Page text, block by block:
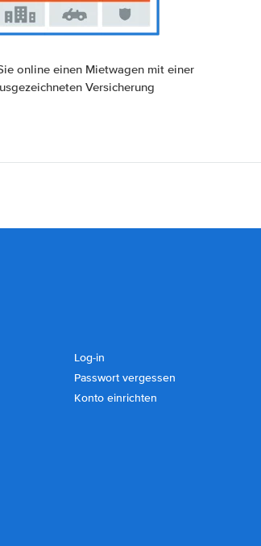
online einen Mietwagen mit einer
Versicherung
Log-in
Passwort vergessen
Konto einrichten